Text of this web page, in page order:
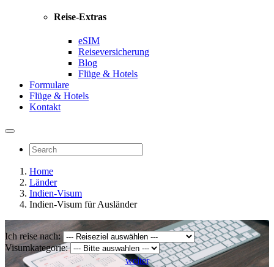
Reise-Extras
eSIM
Reiseversicherung
Blog
Flüge & Hotels
Formulare
Flüge & Hotels
Kontakt
Home
Länder
Indien-Visum
Indien-Visum für Ausländer
Ich reise nach:
Visumkategorie:
weiter